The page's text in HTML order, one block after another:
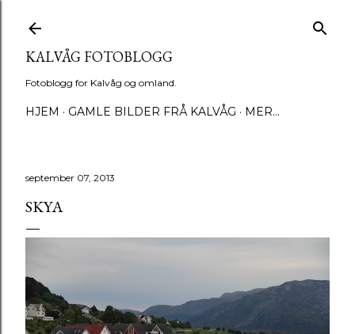
KALVÅG FOTOBLOGG
Fotoblogg for Kalvåg og omland.
HJEM GAMLE BILDER FRÅ KALVÅG MER…
september 07, 2013
SKYA